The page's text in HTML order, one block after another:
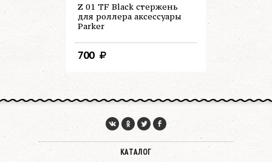
Z 01 TF Black стержень
для роллера аксессуары
Parker
700
Z 01 TF
КАТАЛОГ